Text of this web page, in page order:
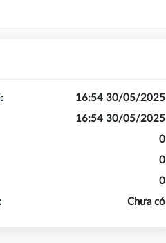
16:54 30/05/2025
16:54 30/05/2025
0
0
0
Chưa có